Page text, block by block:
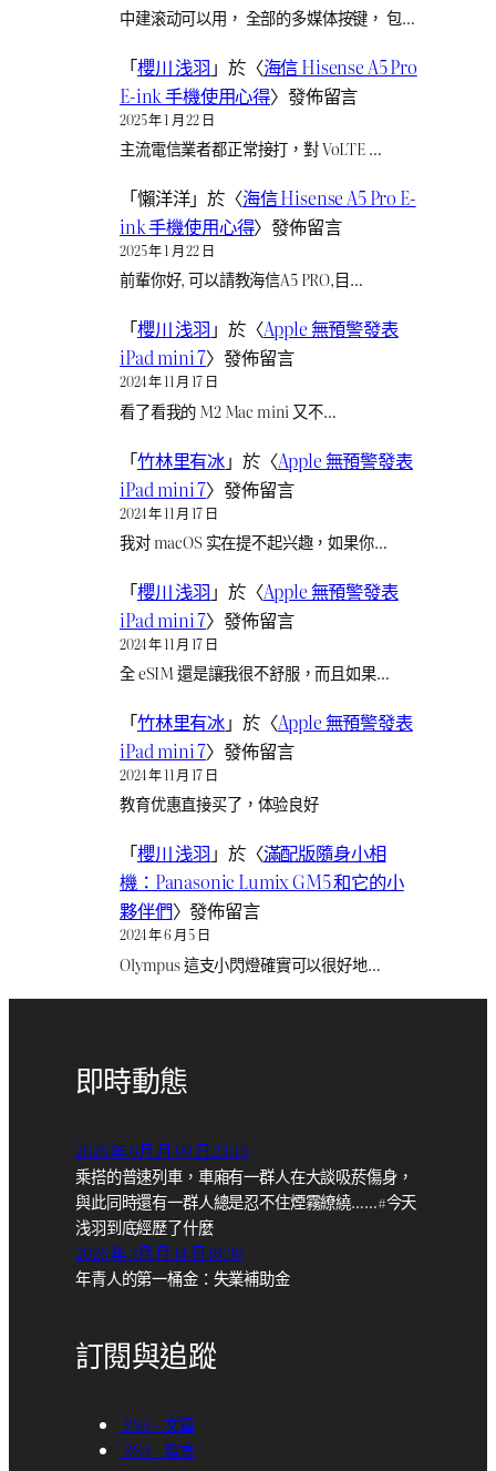
中建滚动可以用， 全部的多媒体按键， 包…
「櫻川 浅羽 」於〈海信 Hisense A5 Pro
E-ink 手機使用心得〉發佈留言
2025 年 1 月 22 日
主流電信業者都正常接打，對 VoLTE …
「懶洋洋」於〈海信 Hisense A5 Pro E-
ink 手機使用心得〉發佈留言
2025 年 1 月 22 日
前輩你好, 可以請教海信A5 PRO,目…
「櫻川 浅羽 」於〈Apple 無預警發表
iPad mini 7〉發佈留言
2024 年 11 月 17 日
看了看我的 M2 Mac mini 又不…
「竹林里有冰」於〈Apple 無預警發表
iPad mini 7〉發佈留言
2024 年 11 月 17 日
我对 macOS 实在提不起兴趣，如果你…
「櫻川 浅羽 」於〈Apple 無預警發表
iPad mini 7〉發佈留言
2024 年 11 月 17 日
全 eSIM 還是讓我很不舒服，而且如果…
「竹林里有冰」於〈Apple 無預警發表
iPad mini 7〉發佈留言
2024 年 11 月 17 日
教育优惠直接买了，体验良好
「櫻川 浅羽 」於〈滿配版隨身小相
機：Panasonic Lumix GM5 和它的小
夥伴們〉發佈留言
2024 年 6 月 5 日
Olympus 這支小閃燈確實可以很好地…
即時動態
2026 年 6月 月 09 日 23:45
乘搭的普速列車，車廂有一群人在大談吸菸傷身，
與此同時還有一群人總是忍不住煙霧繚繞……#今天
浅羽到底經歷了什麼
2026 年 5月 月 14 日 18:30
年青人的第一桶金：失業補助金
訂閱與追蹤
RSS – 文章
RSS – 留言